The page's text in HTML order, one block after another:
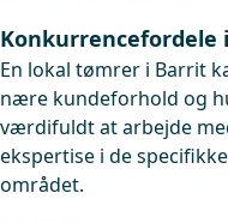
Konkurrencefordele
En lokal tømrer i Barrit
nære kundeforhold og
værdifuldt at arbejde
ekspertise i de
området.